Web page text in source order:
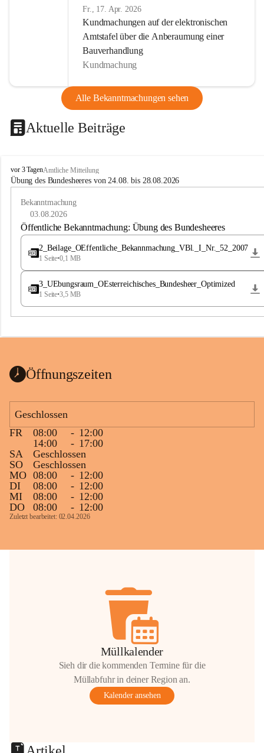
Fr., 17. Apr. 2026
Kundmachungen auf der elektronischen
Amtstafel über die Anberaumung einer
Bauverhandlung
Kundmachung
Alle Bekanntmachungen sehen
Aktuelle Beiträge
B
u
e
a
vor 3 TagenAmtliche Mitteilung
Übung des Bundesheeres von 24.08. bis 28.08.2026
Bekanntmachung
03.08.2026
Öffentliche Bekanntmachung: Übung des Bundesheeres
2_Beilage_OEffentliche_Bekannmachung_VBl._I_Nr._52_2007
1 Seite•0,1 MB
3_UEbungsraum_OEsterreichisches_Bundesheer_Optimized
1 Seite•3,5 MB
Öffnungszeiten
Geschlossen
FR
08:00 - 12:00
14:00
- 17:00
SA
Geschlossen
SO
Geschlossen
MO 08:00 - 12:00
DI
08:00 - 12:00
MI
08:00 - 12:00
DO
08:00 - 12:00
Zuletzt bearbeitet: 02.04.2026
Müllkalender
Sieh dir die kommenden Termine für die
Müllabfuhr in deiner Region an.
Kalender ansehen